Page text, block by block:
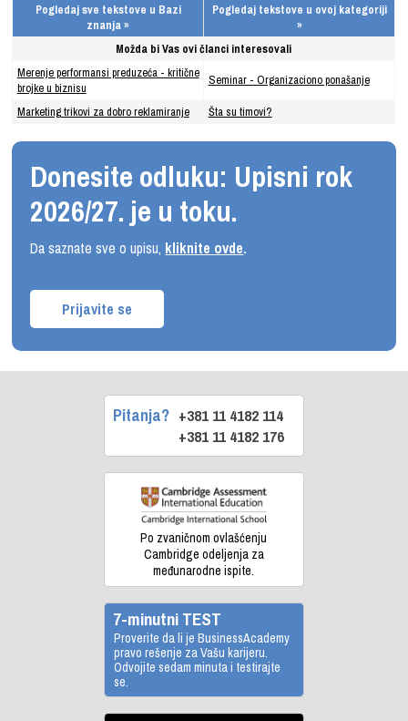
Pogledaj sve tekstove u Bazi
znanja »
Pogledaj tekstove u ovoj kategoriji
»
Možda bi Vas ovi članci interesovali
Merenje performansi preduzeća - kritične
brojke u biznisu
Seminar - Organizaciono ponašanje
Marketing trikovi za dobro reklamiranje Šta su timovi?
Donesite odluku: Upisni rok
2026/27. je u toku.
Da saznate sve o upisu, kliknite ovde.
Prijavite se
Pitanja? +381 11 4182 114
+381 11 4182 176
Po zvaničnom ovlašćenju
Cambridge odeljenja za
međunarodne ispite.
7-minutni TEST
Proverite da li je BusinessAcademy
pravo rešenje za Vašu karijeru.
Odvojite sedam minuta i testirajte
se.